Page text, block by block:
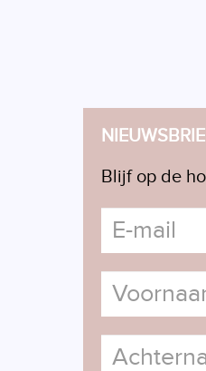
Blijf op de